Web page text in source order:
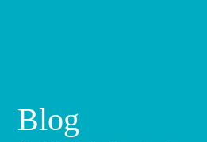
Blog